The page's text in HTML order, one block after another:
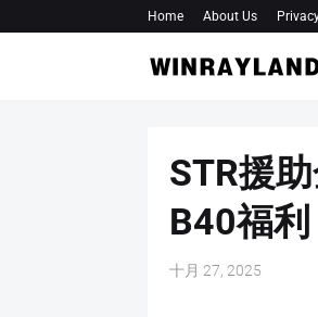
Home About Us
STR援
B40福
十月 27, 2025